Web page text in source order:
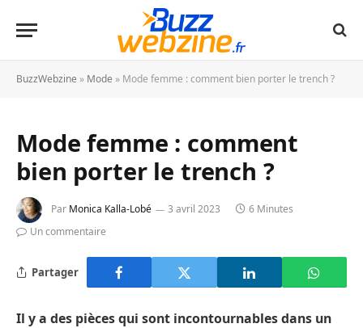
BuzzWebzine » Mode » Mode femme : comment bien porter le trench ?
Mode femme : comment
bien porter le trench ?
Par Monica Kalla-Lobé 3 avril 2023
6 Minutes
Un commentaire
Partager
Il y a des pièces qui sont incontournables dans un